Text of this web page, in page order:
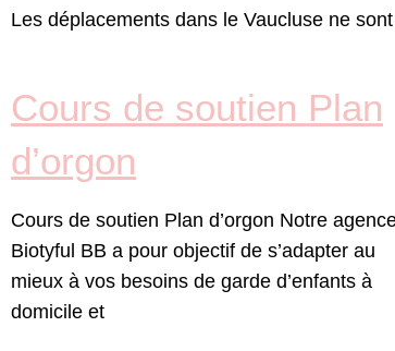
Les déplacements dans le Vaucluse ne
Cours de soutien Plan
d’orgon
Cours de soutien Plan d’orgon Notre
Biotyful BB a pour objectif de s’adapter au
mieux à vos besoins de garde d’enfants à
domicile et